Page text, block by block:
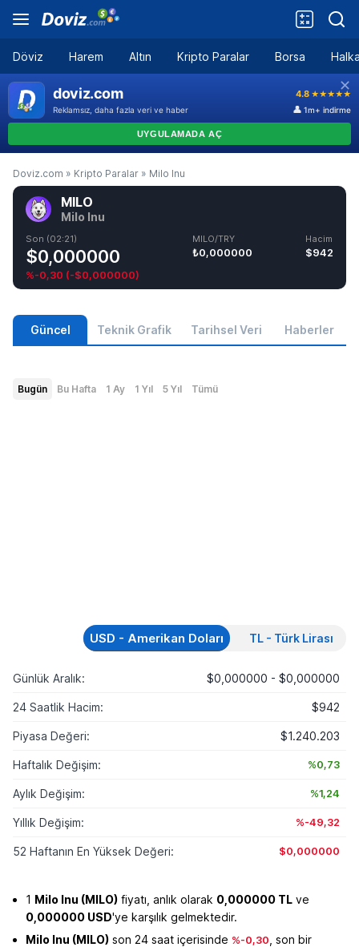
Döviz Harem Altın Kripto Paralar Borsa
Doviz.com » Kripto Paralar » Milo Inu
MILO
Milo Inu
Son (02:21)
$0,000000
%-0,30 (-$0,000000)
MILO/TRY
₺0,000000
Hacim
$942
Güncel Teknik Grafik Tarihsel Veri Haberler
Bugün Bu Hafta 1 Ay 1 Yıl 5 Yıl Tümü
USD - Amerikan Doları TL - Türk Lirası
Günlük Aralık: $0,000000 - $0,000000
24 Saatlik Hacim: $942
Piyasa Değeri: $1.240.203
Haftalık Değişim: %0,73
Aylık Değişim: %1,24
Yıllık Değişim: %-49,32
52 Haftanın En Yüksek Değeri: $0,000000
1 Milo Inu (MILO) fiyatı, anlık olarak 0,000000 TL ve
0,000000 USD'ye karşılık gelmektedir.
Milo Inu (MILO) son 24 saat içerisinde %-0,30 , son bir